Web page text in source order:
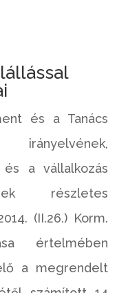
és a Tanács
irányelvének,
a vállalkozás
részletes
(II.26.) Korm.
értelmében
a megrendelt